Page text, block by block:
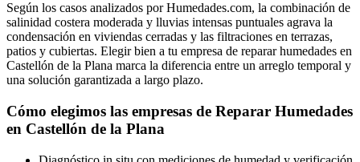
Según los casos analizados por Humedades.com, la combinación de
salinidad costera moderada y lluvias intensas puntuales agrava la
condensación en viviendas cerradas y las filtraciones en terrazas,
patios y cubiertas. Elegir bien a tu empresa de reparar humedades en
Castellón de la Plana marca la diferencia entre un arreglo temporal y
una solución garantizada a largo plazo.
Cómo elegimos las empresas de Reparar Humedades
en Castellón de la Plana